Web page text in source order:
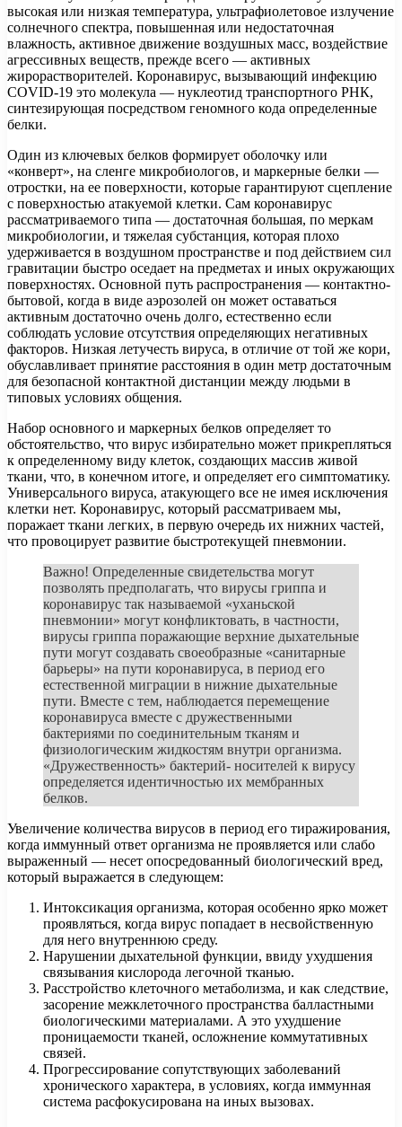
высокая или низкая температура, ультрафиолетовое излучение
солнечного спектра, повышенная или недостаточная
влажность, активное движение воздушных масс, воздействие
агрессивных веществ, прежде всего — активных
жирорастворителей. Коронавирус, вызывающий инфекцию
COVID-19 это молекула — нуклеотид транспортного РНК,
синтезирующая посредством геномного кода определенные
белки.
Один из ключевых белков формирует оболочку или
«конверт», на сленге микробиологов, и маркерные белки —
отростки, на ее поверхности, которые гарантируют сцепление
с поверхностью атакуемой клетки. Сам коронавирус
рассматриваемого типа — достаточная большая, по меркам
микробиологии, и тяжелая субстанция, которая плохо
удерживается в воздушном пространстве и под действием сил
гравитации быстро оседает на предметах и иных окружающих
поверхностях. Основной путь распространения — контактно-
бытовой, когда в виде аэрозолей он может оставаться
активным достаточно очень долго, естественно если
соблюдать условие отсутствия определяющих негативных
факторов. Низкая летучесть вируса, в отличие от той же кори,
обуславливает принятие расстояния в один метр достаточным
для безопасной контактной дистанции между людьми в
типовых условиях общения.
Набор основного и маркерных белков определяет то
обстоятельство, что вирус избирательно может прикрепляться
к определенному виду клеток, создающих массив живой
ткани, что, в конечном итоге, и определяет его симптоматику.
Универсального вируса, атакующего все не имея исключения
клетки нет. Коронавирус, который рассматриваем мы,
поражает ткани легких, в первую очередь их нижних частей,
что провоцирует развитие быстротекущей пневмонии.
Важно! Определенные свидетельства могут
позволять предполагать, что вирусы гриппа и
коронавирус так называемой «уханьской
пневмонии» могут конфликтовать, в частности,
вирусы гриппа поражающие верхние дыхательные
пути могут создавать своеобразные «санитарные
барьеры» на пути коронавируса, в период его
естественной миграции в нижние дыхательные
пути. Вместе с тем, наблюдается перемещение
коронавируса вместе с дружественными
бактериями по соединительным тканям и
физиологическим жидкостям внутри организма.
«Дружественность» бактерий- носителей к вирусу
определяется идентичностью их мембранных
белков.
Увеличение количества вирусов в период его тиражирования,
когда иммунный ответ организма не проявляется или слабо
выраженный — несет опосредованный биологический вред,
который выражается в следующем:
Интоксикация организма, которая особенно ярко может
проявляться, когда вирус попадает в несвойственную
для него внутреннюю среду.
Нарушении дыхательной функции, ввиду ухудшения
связывания кислорода легочной тканью.
Расстройство клеточного метаболизма, и как следствие,
засорение межклеточного пространства балластными
биологическими материалами. А это ухудшение
проницаемости тканей, осложнение коммутативных
связей.
Прогрессирование сопутствующих заболеваний
хронического характера, в условиях, когда иммунная
система расфокусирована на иных вызовах.